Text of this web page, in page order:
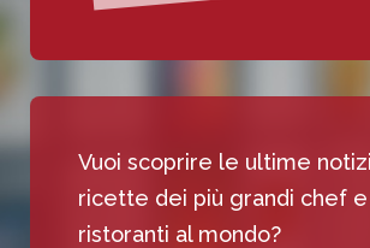
Vuoi scoprire le ultime
ricette dei più grandi chef e
ristoranti al mondo?